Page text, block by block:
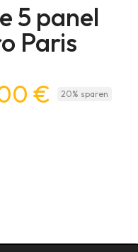
5 panel
Paris
€ 20% sparen